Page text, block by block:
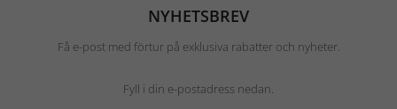
NYHETSBREV
Få e-post med förtur på exklusiva rabatter och nyheter.
Fyll i din e-postadress nedan.